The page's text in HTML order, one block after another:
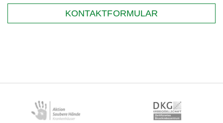
KONTAKTFORMULAR